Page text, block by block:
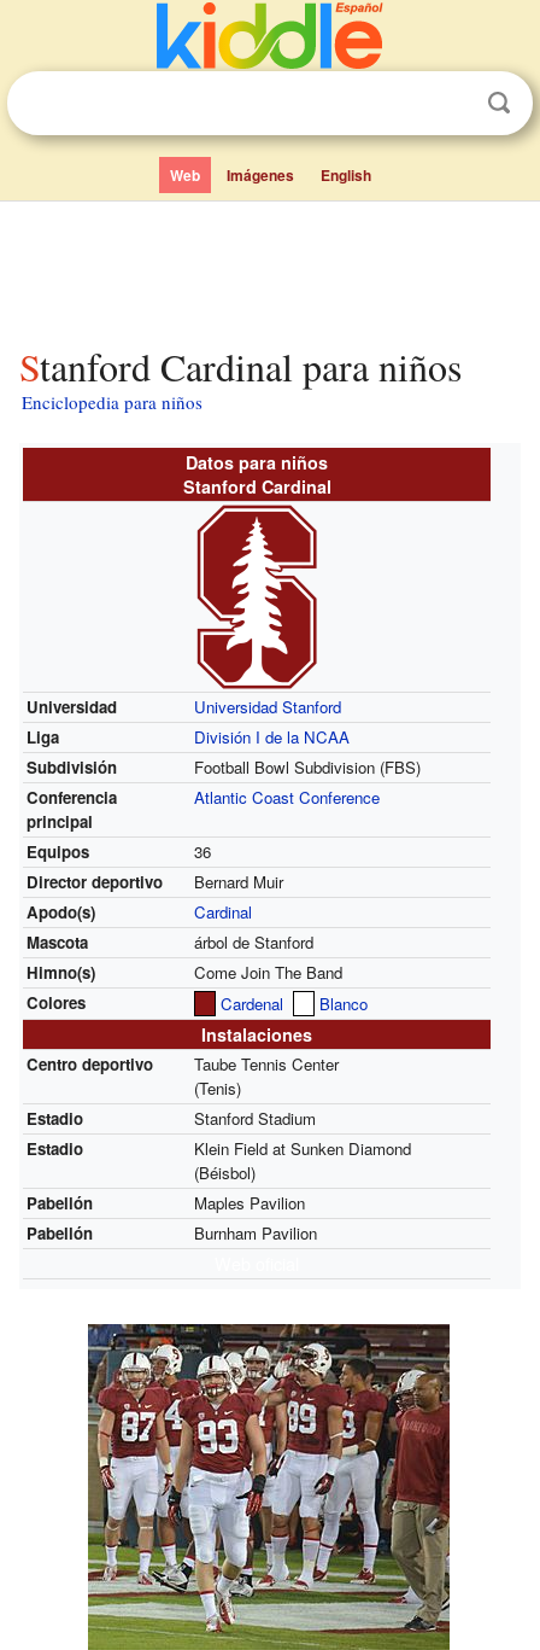
Web Imágenes English
Stanford Cardinal para niños
Enciclopedia para niños
Datos para niños
Stanford Cardinal
Universidad
Universidad Stanford
Liga
División I de la NCAA
Subdivisión
Football Bowl Subdivision (FBS)
Conferencia
principal
Atlantic Coast Conference
Equipos
36
Director deportivo
Bernard Muir
Apodo(s)
Cardinal
Mascota
árbol de Stanford
Himno(s)
Come Join The Band
Colores
Cardenal Blanco
Instalaciones
Centro deportivo
Taube Tennis Center
(Tenis)
Estadio
Stanford Stadium
Estadio
Klein Field at Sunken Diamond
(Béisbol)
Pabellón
Maples Pavilion
Pabellón
Burnham Pavilion